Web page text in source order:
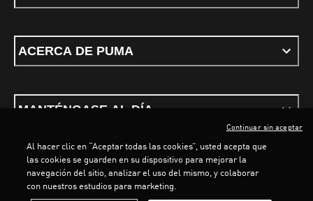
LOADING...
ACERCA DE PUMA
MANTÉNGASE AL DÍA
Términos y condicionesPolítica de Privacidad
Al hacer clic en “Aceptar todas las cookies”, usted acepta que
las cookies se guarden en su dispositivo para mejorar la
navegación del sitio, analizar el uso del mismo, y colaborar
con nuestros estudios para marketing.
Continuar sin aceptar